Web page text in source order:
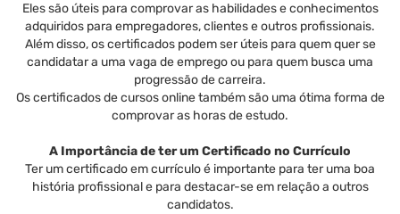
Eles são úteis para comprovar as habilidades e conhecimentos
adquiridos para empregadores, clientes e outros profissionais.
Além disso, os certificados podem ser úteis para quem quer se
candidatar a uma vaga de emprego ou para quem busca uma
progressão de carreira.
Os certificados de cursos online também são uma ótima forma de
comprovar as horas de estudo.
A Importância de ter um Certificado no Currículo
Ter um certificado em currículo é importante para ter uma boa
história profissional e para destacar-se em relação a outros
candidatos.